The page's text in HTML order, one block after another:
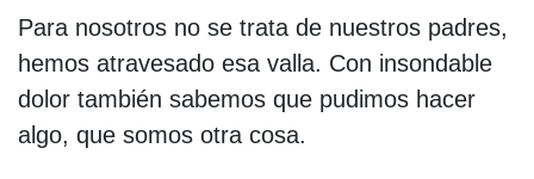
Para nosotros no se trata de nuestros padres,
hemos atravesado esa valla. Con insondable
dolor también sabemos que pudimos hacer
algo, que somos otra cosa.